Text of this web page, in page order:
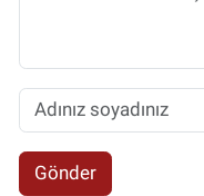
Gönder